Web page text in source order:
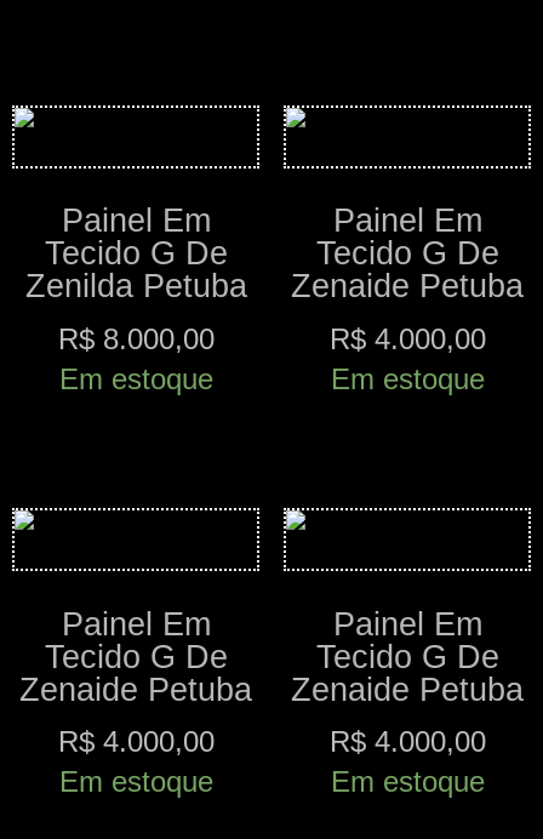
Painel Em
Tecido G De
Zenilda Petuba
R$8.000,00
Em estoque
Painel Em
Tecido G De
Zenaide Petuba
R$4.000,00
Em estoque
Painel Em
Tecido G De
Zenaide Petuba
R$4.000,00
Em estoque
Painel Em
Tecido G De
Zenaide Petuba
R$4.000,00
Em estoque